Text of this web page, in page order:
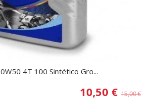
4T 100 Sintético Gro...
10,50 € 15,00 €